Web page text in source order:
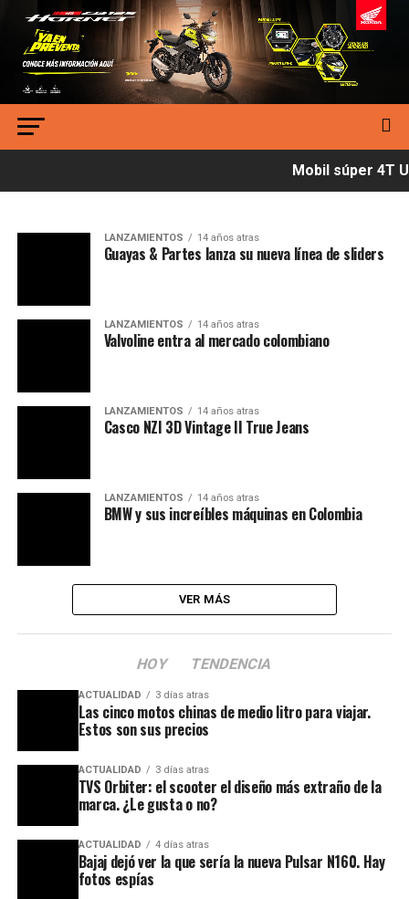
Mobil súper 4T
LANZAMIENTOS 14 años atras
Guayas & Partes lanza su nueva línea de sliders
LANZAMIENTOS 14 años atras
Valvoline entra al mercado colombiano
LANZAMIENTOS 14 años atras
Casco NZI 3D Vintage II True Jeans
LANZAMIENTOS 14 años atras
BMW y sus increíbles máquinas en Colombia
VER MÁS
HOY TENDENCIA
ACTUALIDAD 3 días atras
Las cinco motos chinas de medio litro para viajar.
Estos son sus precios
ACTUALIDAD 3 días atras
TVS Orbiter: el scooter el diseño más extraño de la
marca. ¿Le gusta o no?
ACTUALIDAD 4 días atras
Bajaj dejó ver la que sería la nueva Pulsar N160. Hay
fotos espías